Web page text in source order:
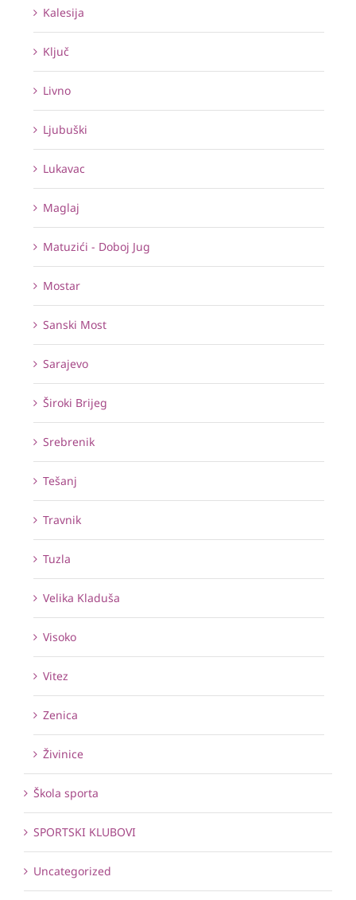
Kalesija
Ključ
Livno
Ljubuški
Lukavac
Maglaj
Matuzići - Doboj Jug
Mostar
Sanski Most
Sarajevo
Široki Brijeg
Srebrenik
Tešanj
Travnik
Tuzla
Velika Kladuša
Visoko
Vitez
Zenica
Živinice
Škola sporta
SPORTSKI KLUBOVI
Uncategorized